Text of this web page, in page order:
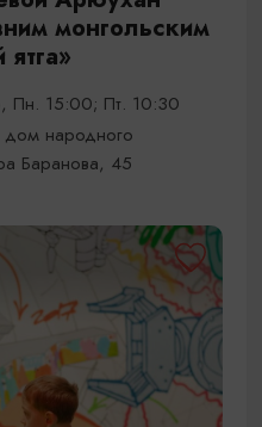
монгольским
Пн. 15:00; Пт. 10:30
дом народного
Баранова, 45